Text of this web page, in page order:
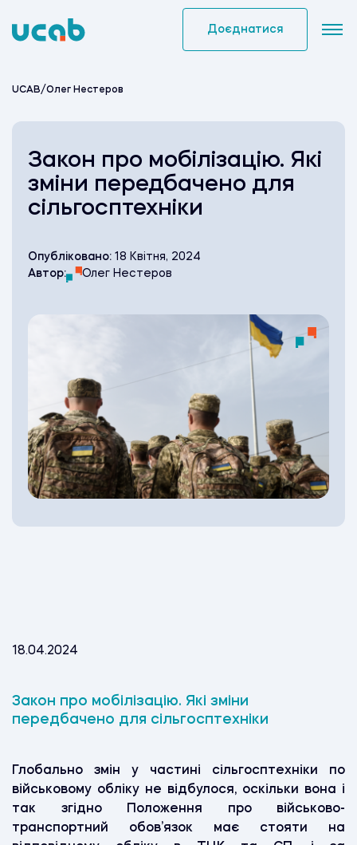
to
Доєднатися
UCAB/Олег Нестеров
Закон про мобілізацію. Які
зміни передбачено для
сільгосптехніки
Опубліковано: 18 Квітня, 2024
Автор:
Олег Нестеров
18.04.2024
Закон про мобілізацію. Які зміни
передбачено для сільгосптехніки
Глобально змін у частині сільгосптехніки по
військовому обліку не відбулося, оскільки вона і
так згідно Положення про військово-
транспортний обов’язок має стояти на